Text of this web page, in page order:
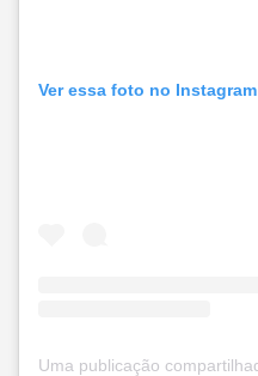
Ver essa foto no Instagram